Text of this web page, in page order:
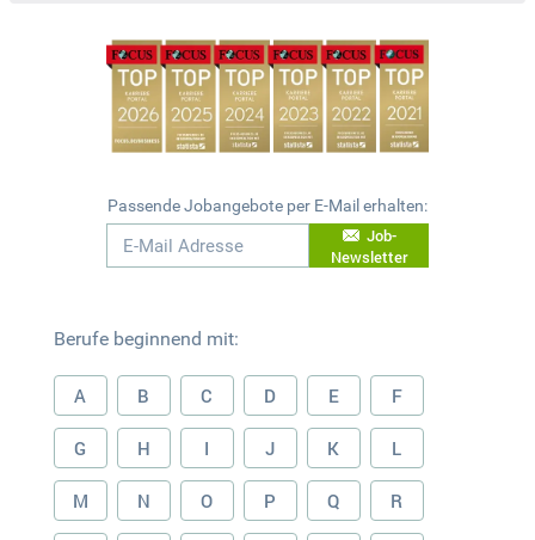
Passende Jobangebote per E-Mail erhalten:
Job-
Newsletter
Berufe beginnend mit:
A B C D E F
G H I J K L
M N O P Q R